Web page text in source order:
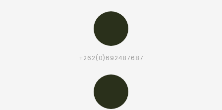
+262(0)692487687